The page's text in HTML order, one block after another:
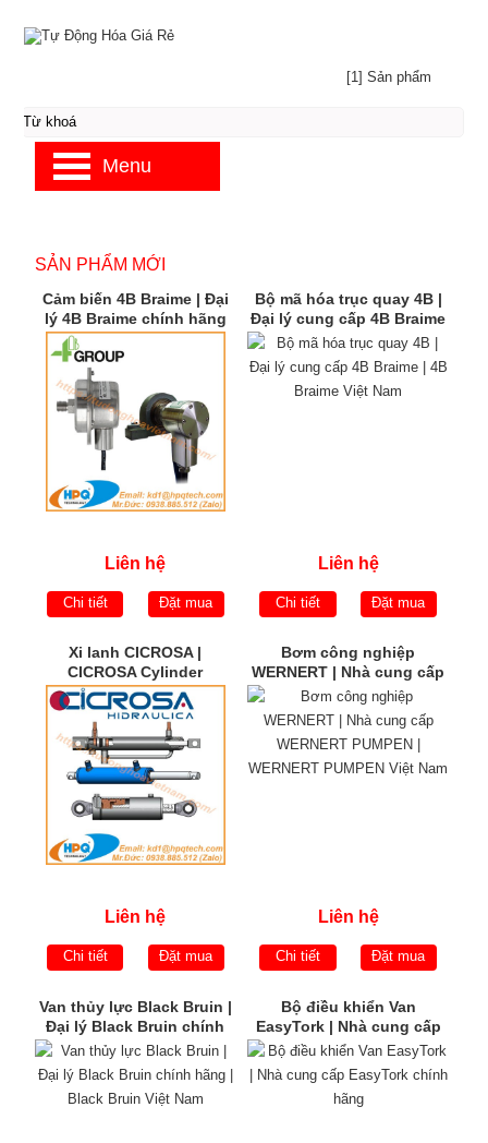
SẢN PHẨM MỚI
Cảm biến 4B Braime | Đại
lý 4B Braime chính hãng
Liên hệ
Chi tiết Đặt mua
Bộ mã hóa trục quay 4B |
Đại lý cung cấp 4B Braime
| 4B Braime Việt Nam
Liên hệ
Chi tiết Đặt mua
Xi lanh CICROSA |
CICROSA Cylinder
Liên hệ
Chi tiết Đặt mua
Bơm công nghiệp
WERNERT | Nhà cung cấp
WERNERT PUMPEN |
WERNERT PUMPEN Việt
Nam
Liên hệ
Chi tiết Đặt mua
Van thủy lực Black Bruin |
Đại lý Black Bruin chính
hãng | Black Bruin Việt
Nam
Bộ điều khiển Van
EasyTork | Nhà cung cấp
EasyTork chính hãng
[1] Sản phẩm
Menu